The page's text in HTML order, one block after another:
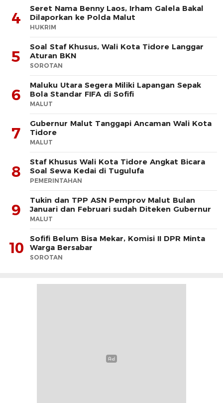
4
Seret Nama Benny Laos, Irham Galela Bakal
Dilaporkan ke Polda Malut
HUKRIM
5
Soal Staf Khusus, Wali Kota Tidore Langgar
Aturan BKN
SOROTAN
6
Maluku Utara Segera Miliki Lapangan Sepak
Bola Standar FIFA di Sofifi
MALUT
7
Gubernur Malut Tanggapi Ancaman Wali Kota
Tidore
MALUT
8
Staf Khusus Wali Kota Tidore Angkat Bicara
Soal Sewa Kedai di Tugulufa
PEMERINTAHAN
9
Tukin dan TPP ASN Pemprov Malut Bulan
Januari dan Februari sudah Diteken Gubernur
MALUT
10
Sofifi Belum Bisa Mekar, Komisi II DPR Minta
Warga Bersabar
SOROTAN